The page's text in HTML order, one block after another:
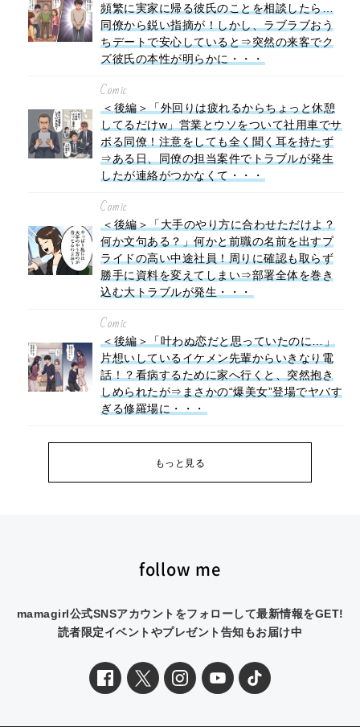
頻繁に実家に帰る彼氏のことを相談したら…
同僚から鋭い指摘が！しかし、ラブラブおう
ちデートで安心していると⇒突然の来客でク
ズ彼氏の本性が明らかに・・・
Comic
＜後編＞「外回りは疲れるからちょっと休憩
してるだけw」営業とウソをついて社用車でサ
ボる同僚！注意をしても全く聞く耳を持たず
⇒ある日、同僚の担当案件でトラブルが発生
したが連絡がつかなくて・・・
Comic
＜後編＞「大手のやり方に合わせただけよ？
何か文句ある？」何かと前職の名前を出すプ
ライドの高い中途社員！周りに確認も取らず
勝手に資料を変えてしまい⇒部署全体を巻き
込む大トラブルが発生・・・
Comic
＜後編＞「叶わぬ恋だと思っていたのに…」
片想いしているイケメン先輩からいきなり電
話！？看病するために家へ行くと、突然抱き
しめられたが⇒まさかの“爆美女”登場でヤバす
ぎる修羅場に・・・
もっと見る
follow me
mamagirl公式SNSアカウントをフォローして最新情報をGET!
読者限定イベントやプレゼント告知もお届け中